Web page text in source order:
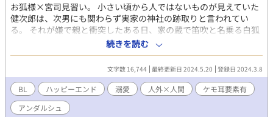
お狐様×宮司見習い。 小さい頃から人ではないものが見えていた
健次郎は、次男にも関わらず実家の神社の跡取りと言われてい
る。 それが嫌で親と衝突したある日、家の蔵で笛吹と名乗る白狐
と出会う。 どうやら小さな頃に彼と伴侶になる約束をしたらし
く、迎えに来たと言われ…？ 「俺は女の子と恋愛がしたいし、神
社のあとも継がない！！」と笛吹に宣戦布告。 果たして百年に一
度の祭りまでに、健次郎は白狐の嫁になることを阻止し彼女を作
ることができるのか？？ ムーンライトノベルスでも掲載していま
す。
続きを読む
文字数 16,744 最終更新日 2024.5.20 登録日 2024.3.8
BL ハッピーエンド 溺愛 人外×人間
ケモ耳要素有
アンダルシュ